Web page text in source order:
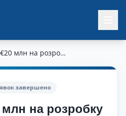
Грант до €20 млн на розробку ШІ-інструментів у сфері транспорту
завершено
млн на розробку